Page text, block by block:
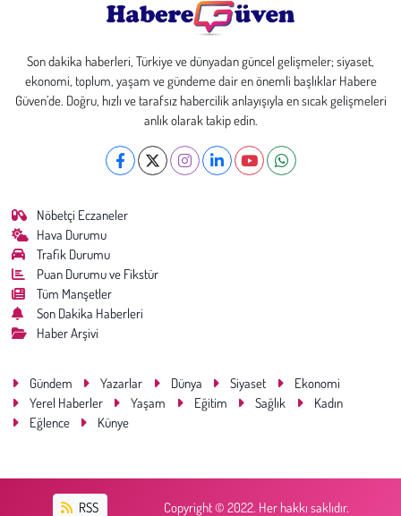
Son dakika haberleri, Türkiye ve dünyadan güncel gelişmeler; siyaset,
ekonomi, toplum, yaşam ve gündeme dair en önemli başlıklar Habere
Güven’de. Doğru, hızlı ve tarafsız habercilik anlayışıyla en sıcak gelişmeleri
anlık olarak takip edin.
Nöbetçi Eczaneler
Hava Durumu
Trafik Durumu
Puan Durumu ve Fikstür
Tüm Manşetler
Son Dakika Haberleri
Haber Arşivi
Gündem Yazarlar Dünya Siyaset
Ekonomi
Yerel Haberler
Yaşam Eğitim Sağlık
Kadın
Eğlence
Künye
RSS Copyright © 2022. Her hakkı saklıdır.